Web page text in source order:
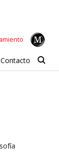
Contacto